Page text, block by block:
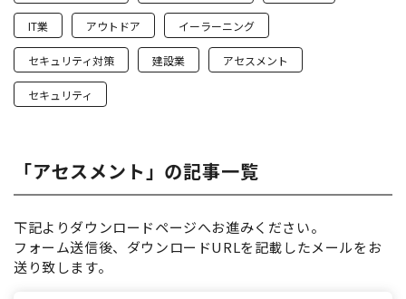
IT業 アウトドア イーラーニング
セキュリティ対策 建設業 アセスメント
セキュリティ
「アセスメント」の記事一覧
下記よりダウンロードページへお進みください。
フォーム送信後、ダウンロードURLを記載したメールをお
送り致します。